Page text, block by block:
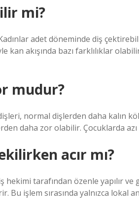
mi?
adet döneminde diş
kan akışında bazı farklılıklar
mudur?
normal dişlerden daha kalın
daha zor olabilir. Çocuklarda
acır mı?
hekimi tarafından özenle yapılır
Bu işlem sırasında yalnızca lokal